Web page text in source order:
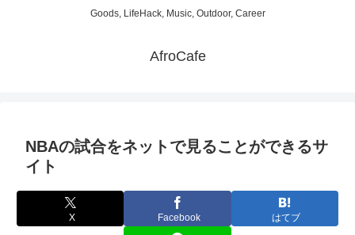
Goods, LifeHack, Music, Outdoor, Career
AfroCafe
NBAの試合をネットで見ることができるサ
イト
X Facebook はてブ